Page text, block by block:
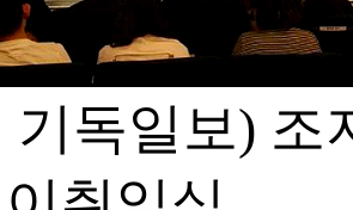
기독일보)